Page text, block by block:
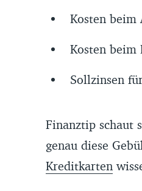
Kosten beim
Kosten beim
Sollzinsen
Finanztip schaut
genau diese
Kreditkarten